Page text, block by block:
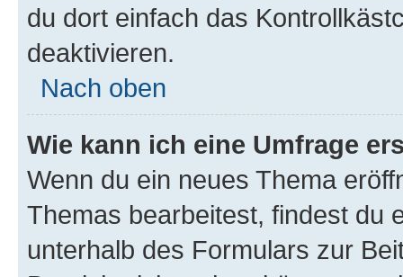
du dort einfach das
deaktivieren.
Nach oben
Wie kann ich eine Umfrage
Wenn du ein neues Thema
Themas bearbeitest, findest du
unterhalb des Formulars zur